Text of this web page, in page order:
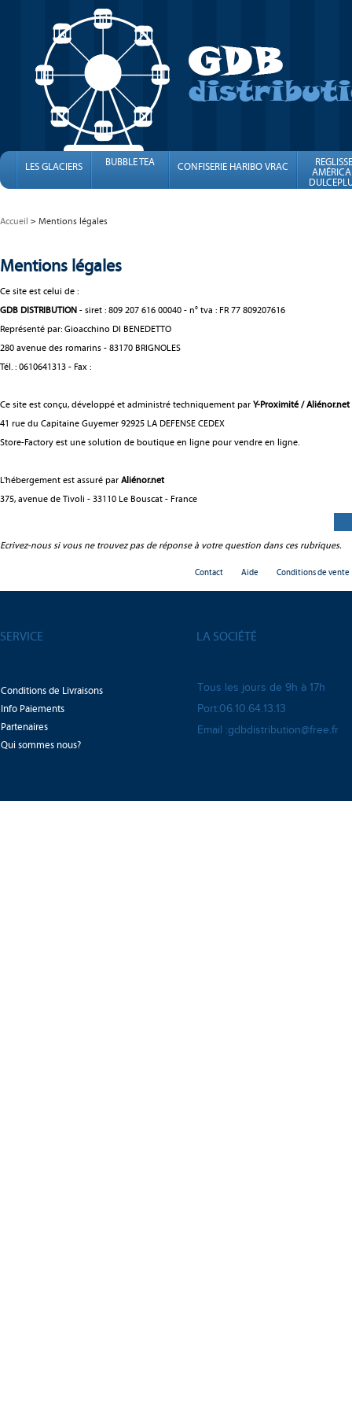
LES GLACIERS BUBBLE TEA CONFISERIE HARIBO VRAC
FINI
Accueil Mentions légales
Mentions légales
Ce site est celui de :
GDB DISTRIBUTION - siret : 809 207 616 00040 - n° tva : FR 77 809207616
Représenté par: Gioacchino DI BENEDETTO
280 avenue des romarins - 83170 BRIGNOLES
Tél. : 0610641313 - Fax :
Ce site est conçu, développé et administré techniquement par Y-Proximité / Aliénor.net
41 rue du Capitaine Guyemer 92925 LA DEFENSE CEDEX
Store-Factory est une solution de boutique en ligne pour vendre en ligne.
L'hébergement est assuré par Aliénor.net
375, avenue de Tivoli - 33110 Le Bouscat - France
Ecrivez-nous si vous ne trouvez pas de réponse à votre question dans ces rubriques.
Contact Aide Conditions de vente
SERVICE LA SOCIÉTÉ
Conditions de Livraisons
Info Paiements
Partenaires
Qui sommes nous?
Tous les jours de 9h à 17h
Port:06.10.64.13.13
Email :gdbdistribution@free.fr